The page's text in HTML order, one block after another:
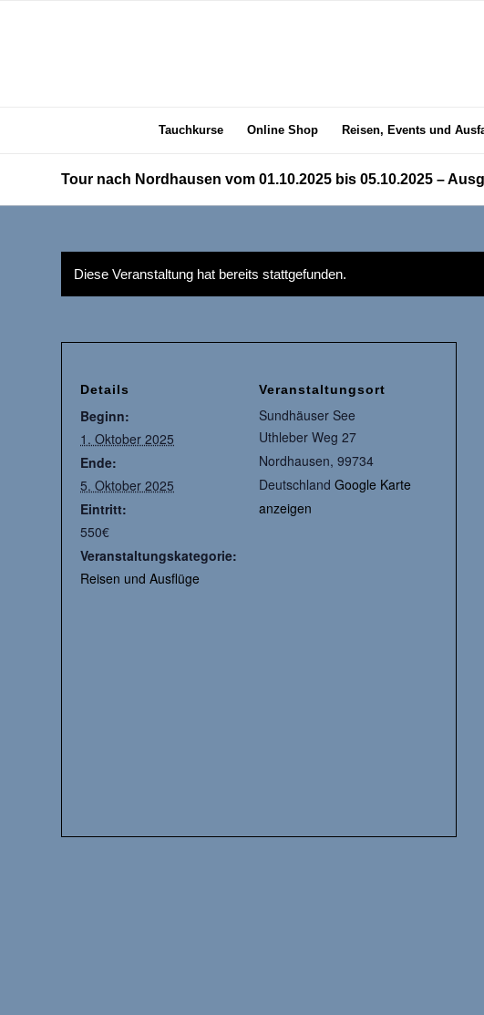
Tauchkurse Online Shop Reisen, Events und
Tour nach Nordhausen vom 01.10.2025 bis 05.10.2025 –
Diese Veranstaltung hat bereits stattgefunden.
Details
Beginn:
1. Oktober 2025
Ende:
5. Oktober 2025
Eintritt:
550€
Veranstaltungskategorie:
Reisen und Ausflüge
Veranstaltungsort
Sundhäuser See
Uthleber Weg 27
Nordhausen, 99734
Deutschland Google Karte
anzeigen